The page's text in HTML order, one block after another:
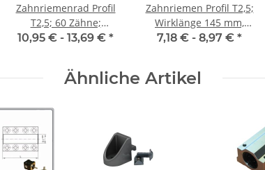
Zahnriemenrad Profil
T2,5; 60 Zähne;
Riemenbreite 6 mm
10,95 € - 13,69 € *
Zahnriemen Profil T2,5;
Wirklänge 145 mm,
Riemenbreite 6 mm
7,18 € - 8,97 € *
Ähnliche Artikel